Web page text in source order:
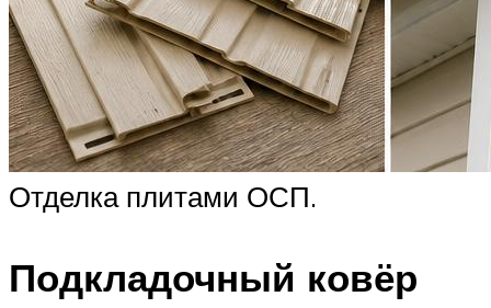
Отделка плитами ОСП.
Подкладочный ковёр